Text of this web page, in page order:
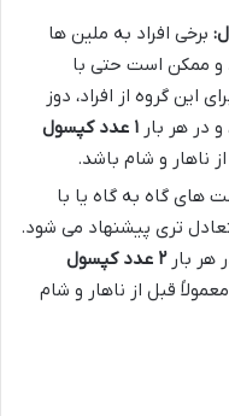
برخی افراد به ملین ها
ممکن است حتی با
این گروه از افراد، دوز
و در هر بار
۱ عدد کپسول
ناهار و شام باشد.
های گاه به گاه یا با
تری پیشنهاد می شود.
هر بار ۲ عدد کپسول
قبل از ناهار و شام